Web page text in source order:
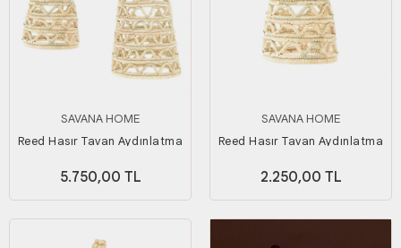
SAVANA HOME
Reed Hasır Tavan Aydınlatma
5.750,00 TL
SAVANA HOME
Reed Hasır Tavan Aydınlatma
2.250,00 TL